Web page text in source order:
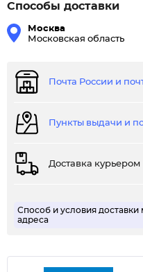
Способы доставки
Москва
Московская область
Почта России и
Пункты выдачи и
Доставка курьером
Способ и условия
адреса